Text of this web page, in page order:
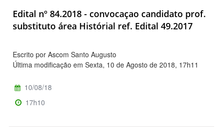
Edital nº 84.2018 - convocaçao candidato prof.
substituto área Histórial ref. Edital 49.2017
Escrito por Ascom Santo Augusto
Última modificação em Sexta, 10 de Agosto de 2018, 17h11
10/08/18
17h10